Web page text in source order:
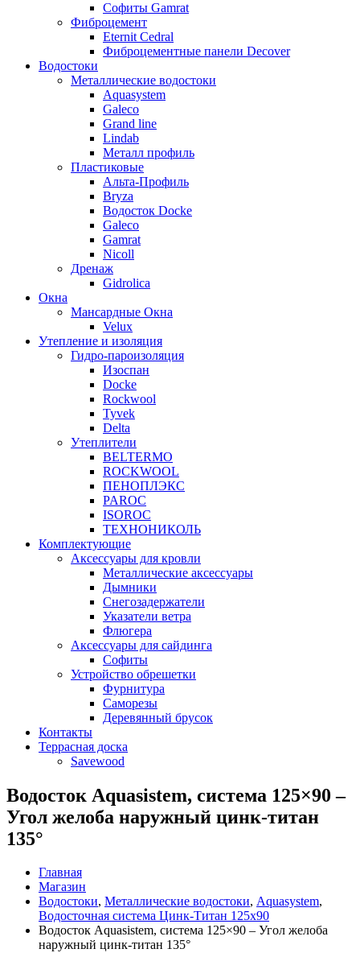
Софиты Gamrat
Фиброцемент
Eternit Cedral
Фиброцементные панели Decover
Водостоки
Металлические водостоки
Aquasystem
Galeco
Grand line
Lindab
Металл профиль
Пластиковые
Альта-Профиль
Bryza
Водосток Docke
Galeco
Gamrat
Nicoll
Дренаж
Gidrolica
Окна
Мансардные Окна
Velux
Утепление и изоляция
Гидро-пароизоляция
Изоспан
Docke
Rockwool
Tyvek
Delta
Утеплители
BELTERMO
ROCKWOOL
ПЕНОПЛЭКС
PAROC
ISOROC
ТЕХНОНИКОЛЬ
Комплектующие
Аксессуары для кровли
Металлические аксессуары
Дымники
Снегозадержатели
Указатели ветра
Флюгера
Аксессуары для сайдинга
Софиты
Устройство обрешетки
Фурнитура
Саморезы
Деревянный брусок
Контакты
Террасная доска
Savewood
Водосток Aquasistem, система 125×90 –
Угол желоба наружный цинк-титан
135°
Главная
Магазин
Водостоки, Металлические водостоки, Aquasystem,
Водосточная система Цинк-Титан 125x90
Водосток Aquasistem, система 125×90 – Угол желоба
наружный цинк-титан 135°